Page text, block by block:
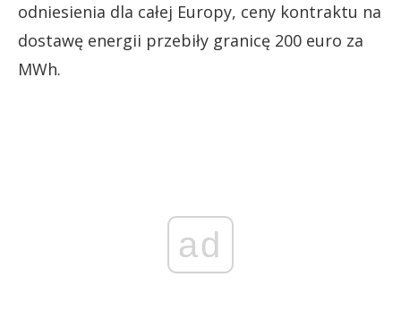
odniesienia dla całej Europy, ceny kontraktu na
dostawę energii przebiły granicę 200 euro za
MWh.
ad